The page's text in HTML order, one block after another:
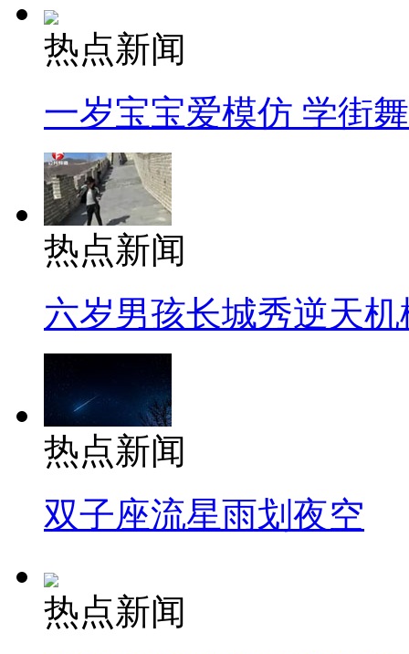
热点新闻
一岁宝宝爱模仿 学街
热点新闻
六岁男孩长城秀逆天机
热点新闻
双子座流星雨划夜空
热点新闻